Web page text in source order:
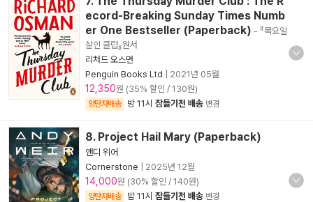
ecord-Breaking Sunday Times Numb
er One Bestseller (Paperback) - 『목요일
살인 클럽』원서
리처드 오스먼
Penguin Books Ltd
2021년 05월
12,350원 (35% 할인 / 130원)
양탄자배송 밤 11시 잠들기전 배송 변경
8. Project Hail Mary (Paperback)
앤디 위어
Cornerstone
2025년 12월
14,000원 (30% 할인 / 140원)
양탄자배송 밤 11시 잠들기전 배송 변경